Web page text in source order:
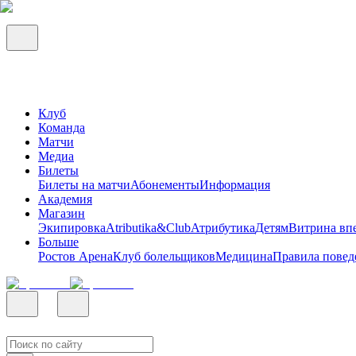
Клуб
Команда
Матчи
Медиа
Билеты
Билеты на матчиАбонементыИнформация
Академия
Магазин
ЭкипировкаAtributika&ClubАтрибутикаДетямВитрина
Больше
Ростов АренаКлуб болельщиковМедицинаПравила